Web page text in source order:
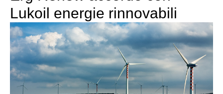
Lukoil energie rinnovabili